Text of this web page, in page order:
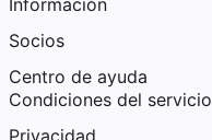
Información
Socios
Centro de ayuda
Condiciones del servicio
Privacidad